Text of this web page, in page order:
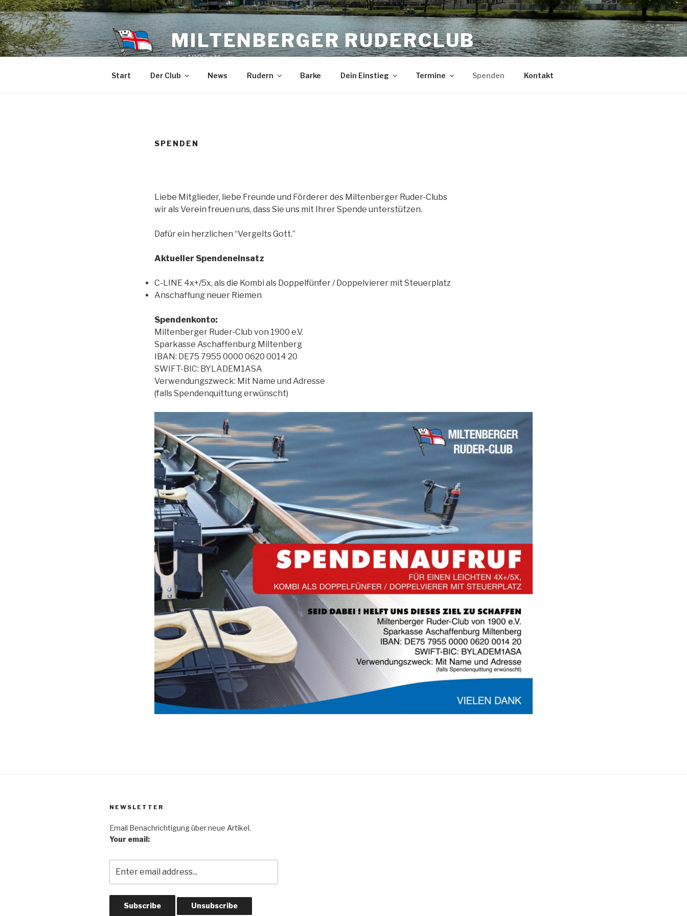
Zum
Inhalt
springen
MILTENBERGER RUDERCLUB
von 1900 e.V.
Start Der Club News Rudern Barke Dein Einstieg Termine Spenden Kontakt
SPENDEN
Liebe Mitglieder, liebe Freunde und Förderer des Miltenberger Ruder-Clubs
wir als Verein freuen uns, dass Sie uns mit Ihrer Spende unterstützen.
Dafür ein herzlichen “Vergelts Gott.”
Aktueller Spendeneinsatz
C-LINE 4x+/5x, als die Kombi als Doppelfünfer / Doppelvierer mit Steuerplatz
Anschaffung neuer Riemen
Spendenkonto:
Miltenberger Ruder-Club von 1900 e.V.
Sparkasse Aschaffenburg Miltenberg
IBAN: DE75 7955 0000 0620 0014 20
SWIFT-BIC: BYLADEM1ASA
Verwendungszweck: Mit Name und Adresse
(falls Spendenquittung erwünscht)
NEWSLETTER
Email Benachrichtigung über neue Artikel.
Your email: